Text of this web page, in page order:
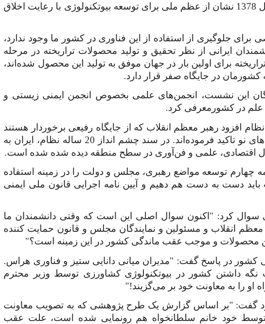
پژوهشکده بیوتکنولوژی کشاورزی در سال 1378 نشان از عظم ملی برای توسعه بیوتکنولوژی با رعایت اخلاق
جلوگیری از استفاده از این فناوری در کشور ما وجود ندارد،
ایرانی از نظر تحقیق و تولید محصولات تراریخته در مرحله
برای اولین بار در جهان موفق به تولید این محصول شده‌اند،
کشورمان در جایگاه صفر قرار دارد.
این نشست، انجمن‌های علمی بخصوص انجمن ایمنی زیستی و
علم در کشورمعرفی کرد.
افزود رهبر معظم انقلاب که از جایگاه رفیعی برخوردار هستند
موکدا بر علم‌آموزی و استفاده از فناوری‌های نو تاکید فرموده‌اند. در سند چشم انداز 20 ساله نظام، ایران به
اول اقتصادی، علمی و فن‌آوری در سطح منطقه دیده شده شده است.
چهارم توسعه مواضع رهبری، مجلس و دولت را در زمینه استفاده
دست به دست هم دهیم و آیین نامه اجرایی قانون ملی ایمنی
کرد: "اکنون سوال اصلی این است که وقتی دانشمندان ما
معظم انقلاب و مسئولین و نمایندگان مجلس و قانون حمایت کننده
محصولات و موجب عقب ماندگی کشور در این زمینه است؟"
کشور در پاسخ گفت: "مدیران میانی دانایی ستیز و فناوری هراس.
وقتی پس از 7 سال عقب نگه داشتن کشور در بیوتکنولوژی کشاورزی توسط وزیر محترم
او را به معاونت خود بر می‌گزیند!"
گفت: "بر اساس گزارش یک طرح پژوهشی که به تصویب معاونت
خود خانم سلطانخواه هم رونمایی شده است، علت عقب